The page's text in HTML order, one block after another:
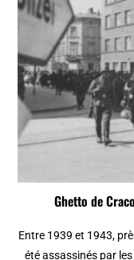
Ghetto de
Entre 1939 et 1943,
été assassinés par